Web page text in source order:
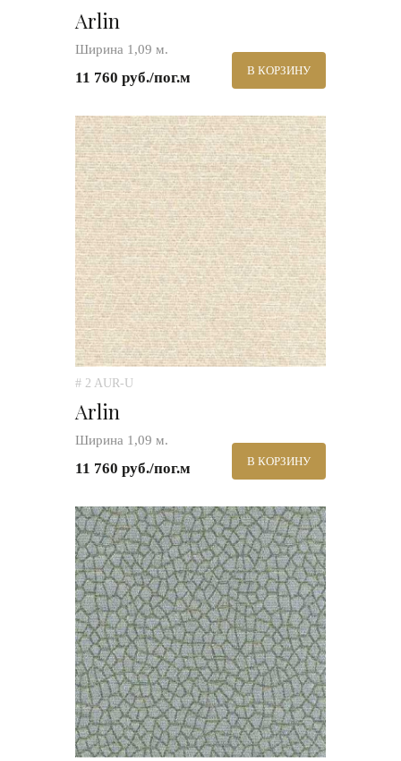
Arlin
Ширина 1,09 м.
11 760 руб./пог.м В КОРЗИНУ
# 2 AUR-U
Arlin
Ширина 1,09 м.
11 760 руб./пог.м В КОРЗИНУ